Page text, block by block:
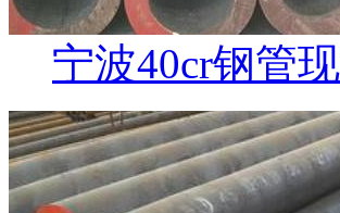
宁波40cr钢管